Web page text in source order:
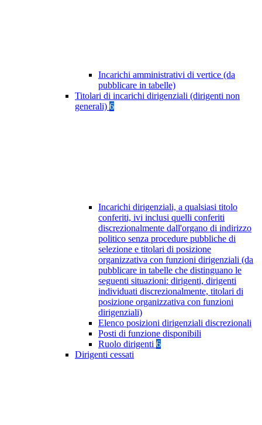
Incarichi amministrativi di vertice (da
pubblicare in tabelle)
Titolari di incarichi dirigenziali (dirigenti non
generali) 6
Incarichi dirigenziali, a qualsiasi titolo
conferiti, ivi inclusi quelli conferiti
discrezionalmente dall'organo di indirizzo
politico senza procedure pubbliche di
selezione e titolari di posizione
organizzativa con funzioni dirigenziali (da
pubblicare in tabelle che distinguano le
seguenti situazioni: dirigenti, dirigenti
individuati discrezionalmente, titolari di
posizione organizzativa con funzioni
dirigenziali)
Elenco posizioni dirigenziali discrezionali
Posti di funzione disponibili
Ruolo dirigenti 6
Dirigenti cessati